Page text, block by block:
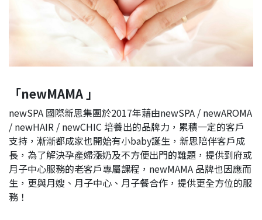
「newMAMA 」
newSPA 國際新思集團於2017年藉由newSPA / newAROMA
/ newHAIR / newCHIC 培養出的品牌力，累積一定的客戶
支持，漸漸都成家也開始有小baby誕生，新思陪伴客戶成
長，為了解決孕產婦漲奶及不方便出門的難題，提供到府或
月子中心服務的老客戶專屬課程，newMAMA 品牌也因應而
生，更與月嫂、月子中心、月子餐合作，提供更全方位的服
務！